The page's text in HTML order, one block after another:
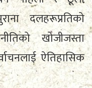
दलहरूप्रतिको
खोजीजस्ता
ऐतिहासिक